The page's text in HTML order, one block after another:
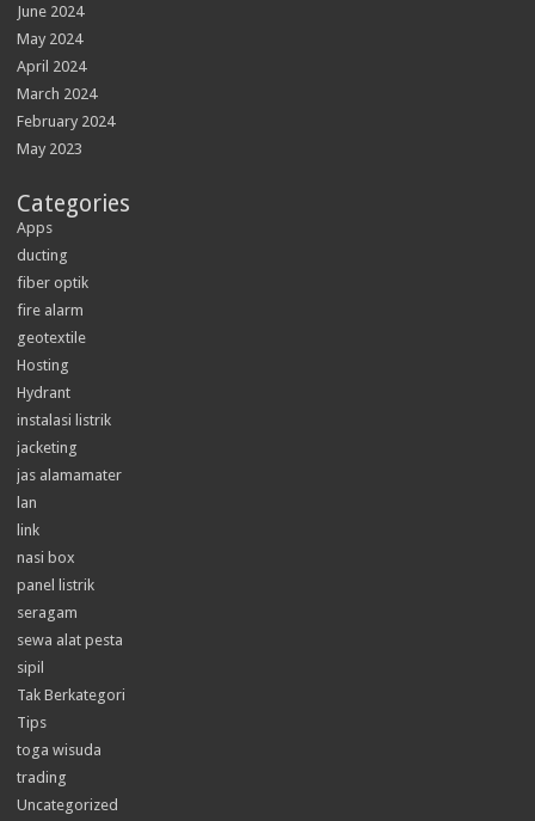
June 2024
May 2024
April 2024
March 2024
February 2024
May 2023
Categories
Apps
ducting
fiber optik
fire alarm
geotextile
Hosting
Hydrant
instalasi listrik
jacketing
jas alamamater
lan
link
nasi box
panel listrik
seragam
sewa alat pesta
sipil
Tak Berkategori
Tips
toga wisuda
trading
Uncategorized